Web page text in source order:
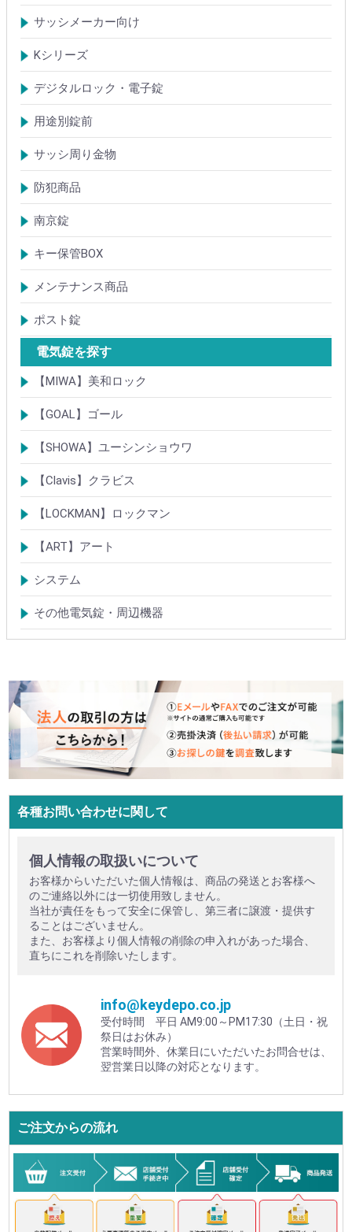
鍵ケース/ラッチング
室内錠シリーズ
サッシメーカー向け
TOSTEMトステム(LIXILリクシル)
新日軽
三協(立山)アルミ
YKK
ミサワホーム
セキスイ
YAMAHA
ダイワハウス
松下電工・ナショナル住宅
不二サッシ
その他
Kシリーズ
【KH】アルミサッシ用引戸錠
【M】ミワ特殊錠
【G】ゴール特殊錠
【S】ショウワ特殊錠
【R】各社特殊錠
【MCY】ミワ取替用シリンダー
【GCY】ゴール取替用シリンダー
【SCY】ショウワ取替用シリンダー
【WCY】ウェスト取替用シリンダー
【ACY】アルファ取替用シリンダー
【KCY】コダイ取替用シリンダー
【KC】クレセントシリーズ
その他Kシリーズ
デジタルロック・電子錠
扉加工あり
扉加工なし(軽微な加工)
ICキー・タグ・カード
用途別錠前
アルミサッシ玄関引戸・引違戸錠
サムラッチ錠
浴室錠
補助錠
エンジンドア錠・ガラス扉錠
ケースハンドル錠
インダストリアルロック・カムロック
サッシ周り金物
ドアガード
ドアチェーン
クレセント錠
丁番
フランス落とし
ドアクローザ
防犯商品
防犯簡易錠
防犯サムターン
ガードプレート・Lフロント
その他
南京錠
【ALPHA】アルファ
【ABUS】アバス
その他
キー保管BOX
大型キーBOX
小型キーBOX
メンテナンス商品
鍵の潤滑剤
サッシ調整ツール
ポスト錠
【Tajima(MET)】
【DAIKEN】
【コーワソニア】
【キョーワナスタ】
【リンタツ】
その他
電気錠を探す
【MIWA】美和ロック
電気錠・電気ストライク
通電金具
制御器・操作器
電材・その他
BANシリーズ
非接触キー・IDカード
Raccessシリーズ
ノンタッチシリーズ
iELシリーズ
FKL・FeliCa・MIFARE
キースイッチ
補修品・代替品
【GOAL】ゴール
電気錠
通電金具
電気錠システム製品
キースイッチ
【SHOWA】ユーシンショウワ
電気錠・電気ストライク
電気錠システム製品
キースイッチ
【Clavis】クラビス
電気錠
電気錠システム製品
Tebra(ハンズフリー)
キースイッチ
【LOCKMAN】ロックマン
電磁式電気錠
電磁錠取付ブラケット
電気錠システム製品
【ART】アート
電気錠システム
入退管理システム
システム
テンキーシステム
静脈認証システム
ICカード認証システム
その他電気錠・周辺機器
各種お問い合わせに関して
個人情報の取扱いについて
お客様からいただいた個人情報は、商品の発送とお客様へ
のご連絡以外には一切使用致しません。
当社が責任をもって安全に保管し、第三者に譲渡・提供す
ることはございません。
また、お客様より個人情報の削除の申入れがあった場合、
直ちにこれを削除いたします。
info@keydepo.co.jp
受付時間 平日 AM9:00～PM17:30（土日・祝
祭日はお休み）
営業時間外、休業日にいただいたお問合せは、
翌営業日以降の対応となります。
ご注文からの流れ